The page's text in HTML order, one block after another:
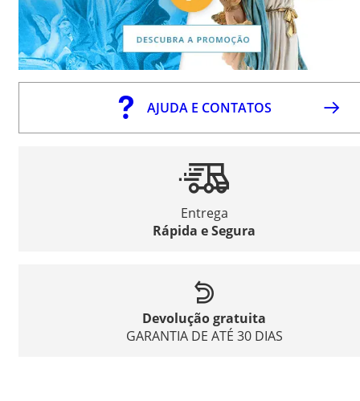
AJUDA E CONTATOS
Entrega
Rápida e Segura
Devolução gratuita
GARANTIA DE ATÉ 30 DIAS